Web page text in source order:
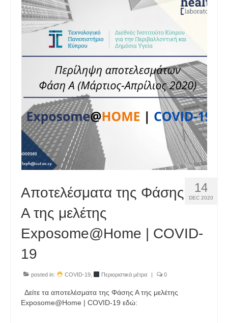
14
DEC 2020
Αποτελέσματα της Φάσης
Α της μελέτης
Exposome@Home | COVID-
19
posted in: COVID-19, Περιοριστικά μέτρα | 0
Δείτε τα αποτελέσματα της Φάσης Α της μελέτης
Exposome@Home | COVID-19 εδώ: